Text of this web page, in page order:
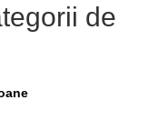
de